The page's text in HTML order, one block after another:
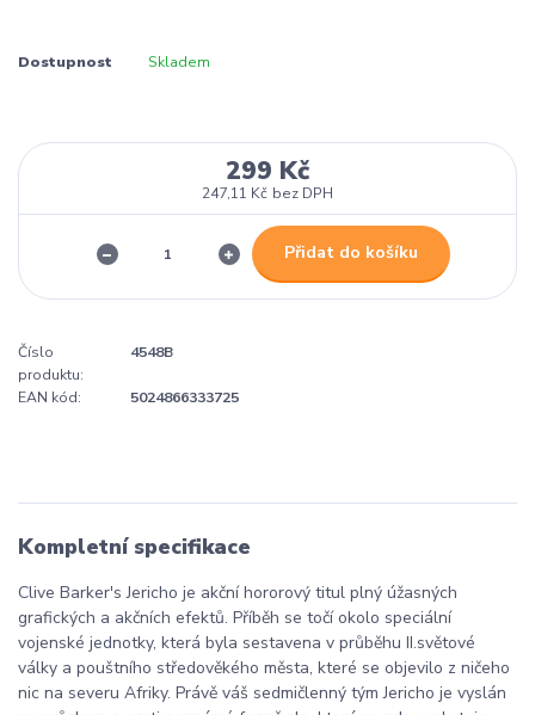
Dostupnost Skladem
299 Kč
247,11 Kč bez DPH
Přidat do košíku
Číslo
produktu:
4548B
EAN kód: 5024866333725
Kompletní specifikace
Clive Barker's Jericho je akční hororový titul plný úžasných
grafických a akčních efektů. Příběh se točí okolo speciální
vojenské jednotky, která byla sestavena v průběhu II.světové
války a pouštního středověkého města, které se objevilo z ničeho
nic na severu Afriky. Právě váš sedmičlenný tým Jericho je vyslán